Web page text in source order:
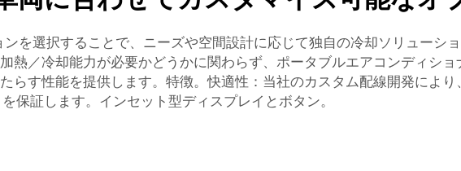
を選択することで、ニーズや空間設計に応じて独自の冷却ソリューシ
熱／冷却能力が必要かどうかに関わらず、ポータブルエアコンディシ
らす性能を提供します。特徴。快適性：当社のカスタム配線開発によ
保証します。インセット型ディスプレイとボタン。